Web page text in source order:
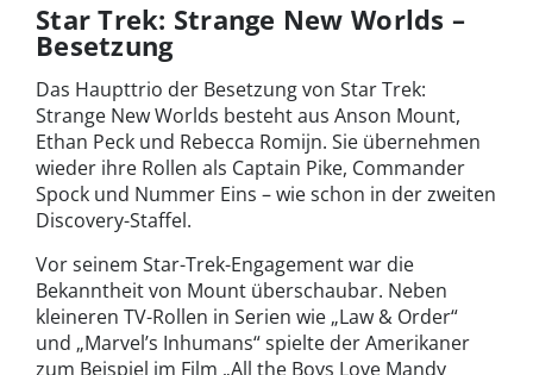
Star Trek: Strange New Worlds –
Besetzung
Das Haupttrio der Besetzung von Star Trek:
Strange New Worlds besteht aus Anson Mount,
Ethan Peck und Rebecca Romijn. Sie übernehmen
wieder ihre Rollen als Captain Pike, Commander
Spock und Nummer Eins – wie schon in der zweiten
Discovery-Staffel.
Vor seinem Star-Trek-Engagement war die
Bekanntheit von Mount überschaubar. Neben
kleineren TV-Rollen in Serien wie „Law & Order“
und „Marvel’s Inhumans“ spielte der Amerikaner
zum Beispiel im Film „All the Boys Love Mandy